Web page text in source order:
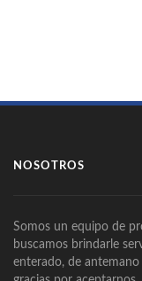
NOSOTROS
Somos un equipo de
buscamos brindarle
enterado, de